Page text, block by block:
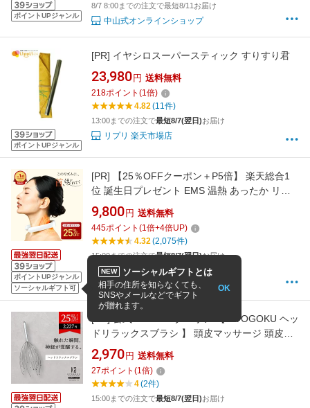
ポイントUPジャンル
8/7 8:00までの注文で最短8/11お届け
中山式オンラインショップ
ポイントUPジャンル
[PR] イヤシロスーパースティック すりすり君
23,980 円 送料無料
218ポイント (1倍)
4.82(11件)
13:00までの注文で最短8/7(翌日)お届け
リプリ 楽天市場店
ポイントUPジャンル
ソーシャルギフト可
[PR]
【25％OFFクーポン＋P5倍】 楽天総合1
位 誕生日プレゼント EMS 温熱 あったか リラ
ックス 折り畳み 低周波 肩 首 解消 グッズ 妻 夫
彼女 彼氏 女性 誕生日 プレゼント 誕生日プレゼ
ント 40代 50代 実用的 ギフト 首こり ネック ネ
ックマッサージャー マッサージ
9,800 円 送料無料
445ポイント (1倍+4倍UP)
4.32(2,075件)
15:00までの注文で最短8/7(翌日)お届け
WAVEWAVE 楽天市場店
[PR]
公式 25%OFFクーポン 【 KYOGOKU ヘッ
ドリラックスブラシ 】 頭皮マッサージ 頭皮ブ
ラシ ヘッドスパワイヤー 頭皮ケア ツボ刺激 血
行促進 リラックス 育毛サポート ヘッドスパ ヘ
ッドケア ストレスケア 眼精疲労 リフレッシュ
2,970 円 送料無料
27ポイント (1倍)
4(2件)
15:00までの注文で最短8/7(翌日)お届け
NEW ソーシャルギフトとは
相手の住所を知らなくても、
SNSやメールなどでギフト
が贈れます。
OK